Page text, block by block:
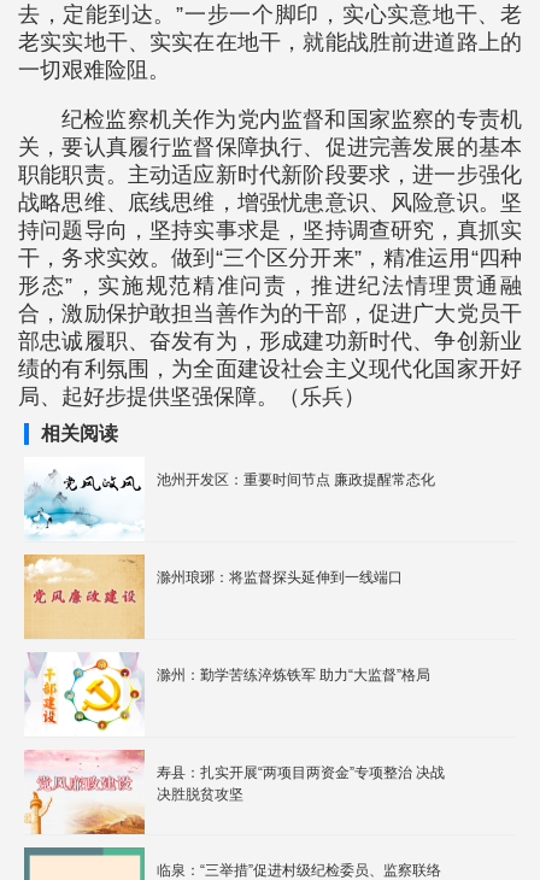
去，定能到达。”一步一个脚印，实心实意地干、老
老实实地干、实实在在地干，就能战胜前进道路上的
一切艰难险阻。
纪检监察机关作为党内监督和国家监察的专责机
关，要认真履行监督保障执行、促进完善发展的基本
职能职责。主动适应新时代新阶段要求，进一步强化
战略思维、底线思维，增强忧患意识、风险意识。坚
持问题导向，坚持实事求是，坚持调查研究，真抓实
干，务求实效。做到“三个区分开来”，精准运用“四种
形态”，实施规范精准问责，推进纪法情理贯通融
合，激励保护敢担当善作为的干部，促进广大党员干
部忠诚履职、奋发有为，形成建功新时代、争创新业
绩的有利氛围，为全面建设社会主义现代化国家开好
局、起好步提供坚强保障。（乐兵）
相关阅读
池州开发区：重要时间节点 廉政提醒常态化
滁州琅琊：将监督探头延伸到一线端口
滁州：勤学苦练淬炼铁军 助力“大监督”格局
寿县：扎实开展“两项目两资金”专项整治 决战
决胜脱贫攻坚
临泉：“三举措”促进村级纪检委员、监察联络